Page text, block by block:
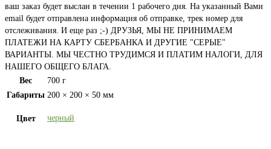
ваш заказ будет выслан в течении 1 рабочего дня. На указанный Вами
email будет отправлена информация об отправке, трек номер для
отслеживания. И еще раз ;-) ДРУЗЬЯ, МЫ НЕ ПРИНИМАЕМ
ПЛАТЕЖИ НА КАРТУ СБЕРБАНКА И ДРУГИЕ "СЕРЫЕ"
ВАРИАНТЫ. МЫ ЧЕСТНО ТРУДИМСЯ И ПЛАТИМ НАЛОГИ, ДЛЯ
НАШЕГО ОБЩЕГО БЛАГА.
Вес
700 г
Габариты 200 × 200 × 50 мм
Цвет черный